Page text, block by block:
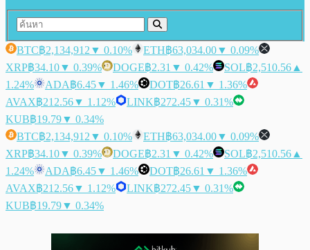
BTC฿2,134,912 ▼ 0.10% ETH฿63,034.00▼ 0.09%
XRP฿34.10▼ 0.39% DOGE฿2.31 ▼ 0.42% SOL฿2,510.56 ▲
1.24%
ADA฿6.45▼ 1.46% DOT฿26.61 ▼ 1.36%
AVAX฿212.56▼ 1.12% LINK฿272.45▼ 0.31%
KUB฿19.79▼ 0.34%
BTC฿2,134,912 ▼ 0.10% ETH฿63,034.00▼ 0.09%
XRP฿34.10▼ 0.39% DOGE฿2.31 ▼ 0.42% SOL฿2,510.56 ▲
1.24%
ADA฿6.45▼ 1.46% DOT฿26.61 ▼ 1.36%
AVAX฿212.56▼ 1.12% LINK฿272.45▼ 0.31%
KUB฿19.79▼ 0.34%